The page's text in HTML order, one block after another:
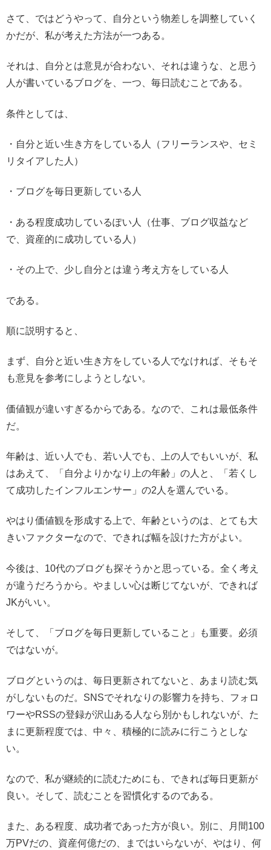
さて、ではどうやって、自分という物差しを調整していく
かだが、私が考えた方法が一つある。
それは、自分とは意見が合わない、それは違うな、と思う
人が書いているブログを、一つ、毎日読むことである。
条件としては、
・自分と近い生き方をしている人（フリーランスや、セミ
リタイアした人）
・ブログを毎日更新している人
・ある程度成功しているぽい人（仕事、ブログ収益など
で、資産的に成功している人）
・その上で、少し自分とは違う考え方をしている人
である。
順に説明すると、
まず、自分と近い生き方をしている人でなければ、そもそ
も意見を参考にしようとしない。
価値観が違いすぎるからである。なので、これは最低条件
だ。
年齢は、近い人でも、若い人でも、上の人でもいいが、私
はあえて、「自分よりかなり上の年齢」の人と、「若くし
て成功したインフルエンサー」の2人を選んでいる。
やはり価値観を形成する上で、年齢というのは、とても大
きいファクターなので、できれば幅を設けた方がよい。
今後は、10代のブログも探そうかと思っている。全く考え
が違うだろうから。やましい心は断じてないが、できれば
JKがいい。
そして、「ブログを毎日更新していること」も重要。必須
ではないが。
ブログというのは、毎日更新されてないと、あまり読む気
がしないものだ。SNSでそれなりの影響力を持ち、フォロ
ワーやRSSの登録が沢山ある人なら別かもしれないが、た
まに更新程度では、中々、積極的に読みに行こうとしな
い。
なので、私が継続的に読むためにも、できれば毎日更新が
良い。そして、読むことを習慣化するのである。
また、ある程度、成功者であった方が良い。別に、月間100
万PVだの、資産何億だの、まではいらないが、やはり、何